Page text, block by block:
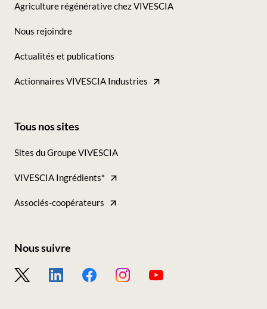
colonne
Agriculture régénérative chez VIVESCIA
Nous rejoindre
Actualités et publications
Actionnaires VIVESCIA Industries
Tous
nos
Tous nos sites
Sites du Groupe VIVESCIA
VIVESCIA Ingrédients*
Associés-coopérateurs
-
Nous suivre